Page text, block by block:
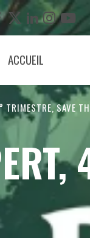
ACCUEIL
TRIMESTRE, SAVE